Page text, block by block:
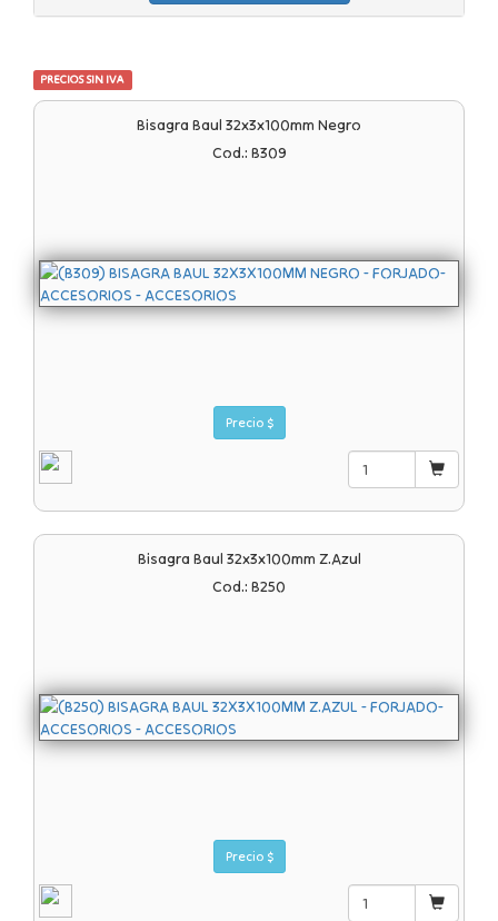
PRECIOS SIN IVA
Bisagra Baul 32x3x100mm Negro
Cod.: B309
Precio $
Bisagra Baul 32x3x100mm Z.azul
Cod.: B250
Precio $